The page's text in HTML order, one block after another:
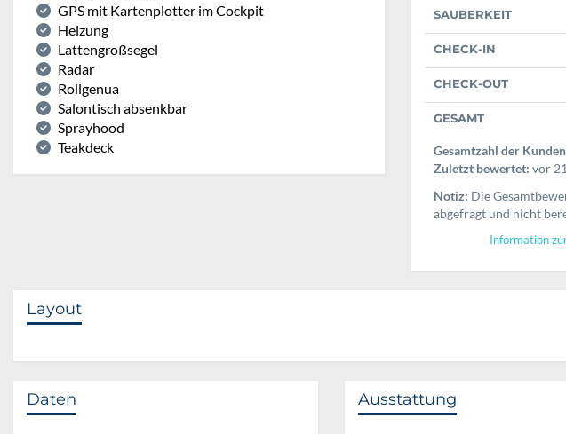
GPS mit Kartenplotter im Cockpit
Heizung
Lattengroßsegel
Radar
Rollgenua
Salontisch absenkbar
Sprayhood
Teakdeck
SAUBERKEIT
CHECK-IN
CHECK-OUT
GESAMT
Gesamtzahl der
Zuletzt bewertet: vor
Notiz: Die
abgefragt und nicht
Information
Layout
Daten Ausstattung